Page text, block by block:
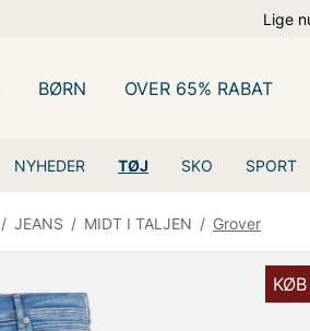
Lige
NYHEDER TØJ SKO SPORT
BØRN OVER 65% RABAT
/ JEANS / MIDT I TALJEN / Grover